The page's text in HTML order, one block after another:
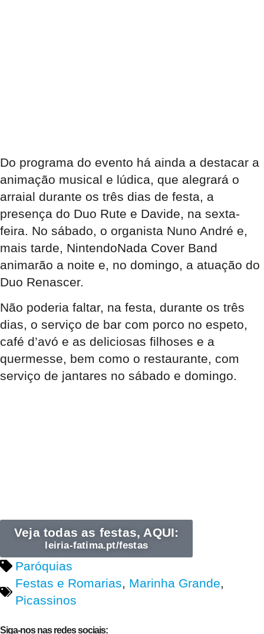
Do programa do evento há ainda a destacar a
animação musical e lúdica, que alegrará o
arraial durante os três dias de festa, a
presença do Duo Rute e Davide, na sexta-
feira. No sábado, o organista Nuno André e,
mais tarde, NintendoNada Cover Band
animarão a noite e, no domingo, a atuação do
Duo Renascer.
Não poderia faltar, na festa, durante os três
dias, o serviço de bar com porco no espeto,
café d’avó e as deliciosas filhoses e a
quermesse, bem como o restaurante, com
serviço de jantares no sábado e domingo.
Veja todas as festas, AQUI:
leiria-fatima.pt/festas
Paróquias
Festas e Romarias, Marinha Grande,
Picassinos
Siga-nos nas redes sociais: